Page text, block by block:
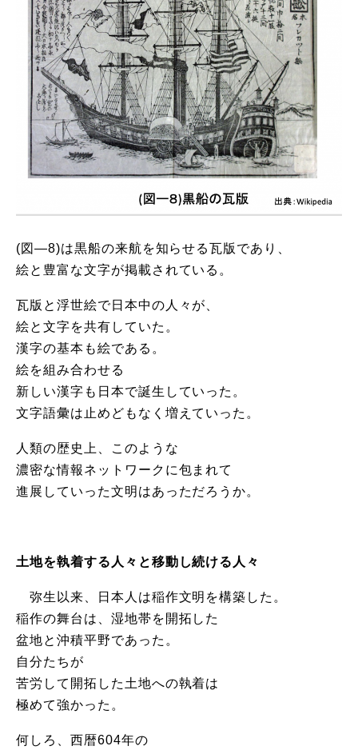
(図―8)は黒船の来航を知らせる瓦版であり、
絵と豊富な文字が掲載されている。
瓦版と浮世絵で日本中の人々が、
絵と文字を共有していた。
漢字の基本も絵である。
絵を組み合わせる
新しい漢字も日本で誕生していった。
文字語彙は止めどもなく増えていった。
人類の歴史上、このような
濃密な情報ネットワークに包まれて
進展していった文明はあっただろうか。
土地を執着する人々と移動し続ける人々
弥生以来、日本人は稲作文明を構築した。
稲作の舞台は、湿地帯を開拓した
盆地と沖積平野であった。
自分たちが
苦労して開拓した土地への執着は
極めて強かった。
何しろ、西暦604年の